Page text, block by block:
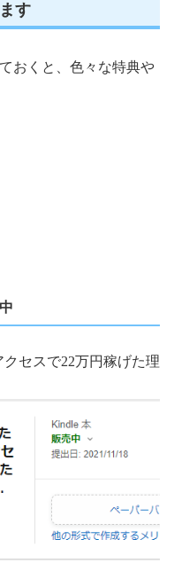
す
おくと、色々な特典や
クセスで22万円稼げた理